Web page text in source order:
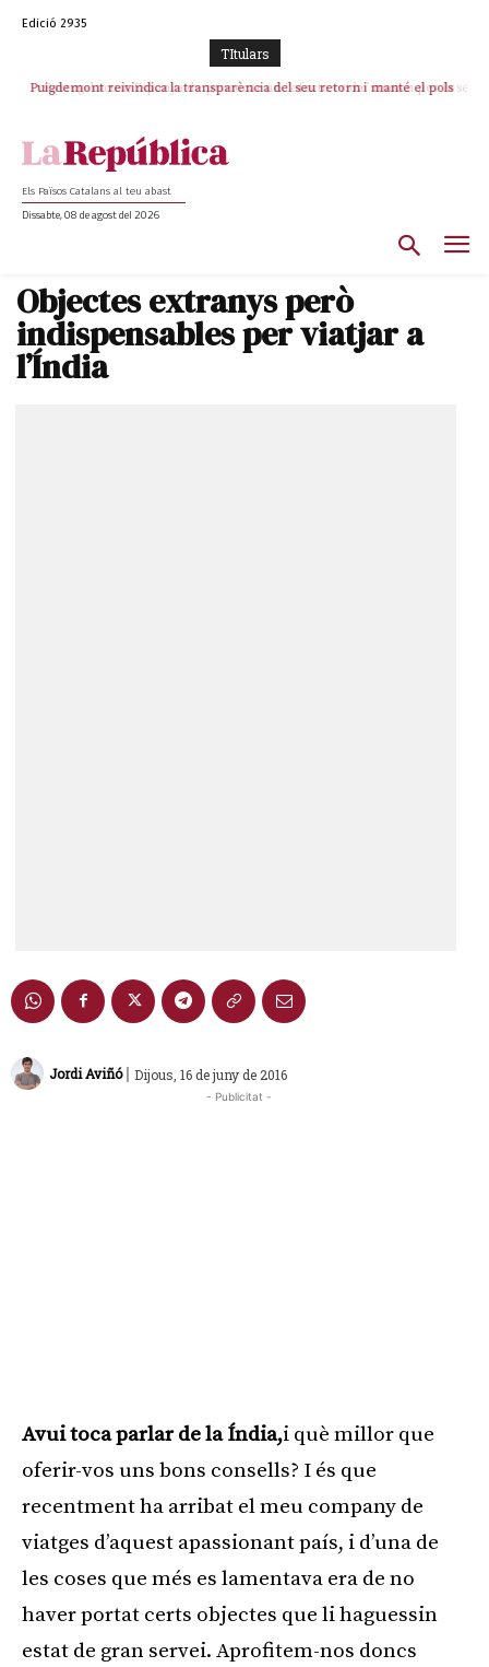
Edició 2935
TItulars
Puigdemont reivindica la transparència del seu retorn i manté el pols
Portugal acusa Espanya de provocar un “efecte crida” massiu per la seva
Els Països Catalans al teu abast
Dissabte, 08 de agost del 2026
Objectes extranys però
indispensables per viatjar a
l’Índia
Jordi Aviñó | Dijous, 16 de juny de 2016
- Publicitat -
Avui toca parlar de la Índia,i què millor que
oferir-vos uns bons consells? I és que
recentment ha arribat el meu company de
viatges d’aquest apassionant país, i d’una de
les coses que més es lamentava era de no
haver portat certs objectes que li haguessin
estat de gran servei. Aprofitem-nos doncs